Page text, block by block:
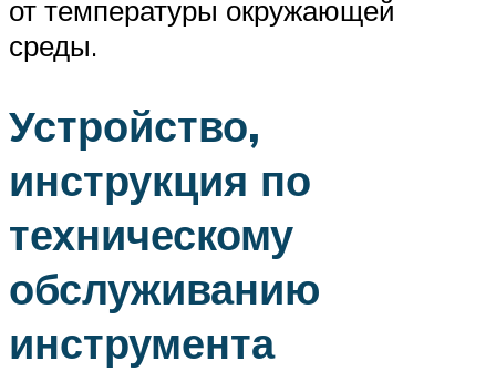
от температуры окружающей
среды.
Устройство,
инструкция по
техническому
обслуживанию
инструмента